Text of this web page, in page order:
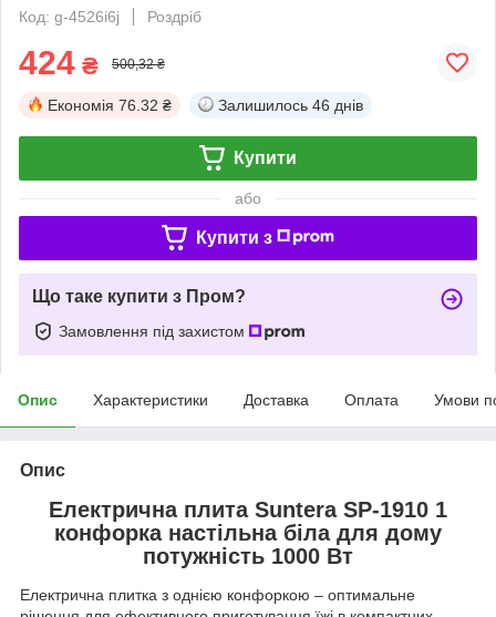
Код: g-4526i6j
Роздріб
424 ₴ 500,32 ₴
Економія 76.32 ₴ Залишилось 46 днів
Купити
або
Купити з
Що таке купити з Пром?
Замовлення під захистом
Опис Характеристики Доставка Оплата Умови
Опис
Електрична плита Suntera SP-1910 1
конфорка настільна біла для дому
потужність 1000 Вт
Електрична плитка з однією конфоркою – оптимальне